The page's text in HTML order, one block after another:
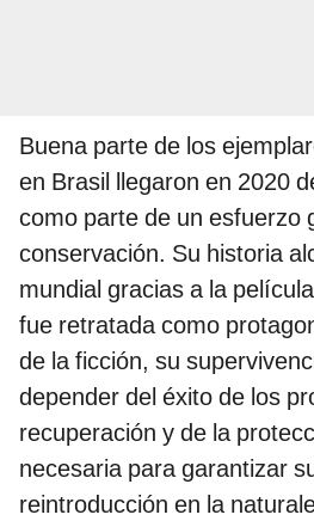
Buena parte de los
en Brasil llegaron en 2020
como parte de un esfuerzo
conservación. Su historia
mundial gracias a la
fue retratada como
de la ficción, su
depender del éxito de los
recuperación y de la
necesaria para garantizar
reintroducción en la